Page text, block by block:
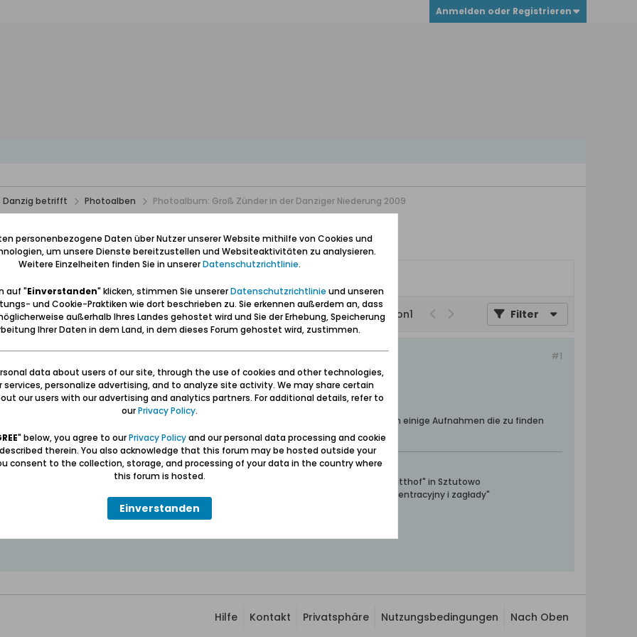
Anmelden oder Registrieren
Danzig betrifft Photoalben Photoalbum: Groß Zünder in der Danziger Niederung 2009
Niederung 2009
Seite von1 Filter
#1
in der Danziger Niederung 2009
Abstecher an der ehemaligen evangelischen Kirche in Groß Zünder. Dort machte ich einige Aufnahmen die zu finden
Niederung 2009
Geborgen sein und eine Heimat haben (Carl Lange)
Führer und Volontär in der Gedenkstätte/Museum "Deutsches Konzentrationslager Stutthof" in Sztutowo
po muzeum "Muzeum Stutthof w Sztutowie - Niemiecki nazistowski obóz koncentracyjny i zagłady"
Hilfe Kontakt Privatsphäre Nutzungsbedingungen Nach Oben
personenbezogene Daten über Nutzer unserer Website mithilfe von Cookies und
um unsere Dienste bereitzustellen und Websiteaktivitäten zu analysieren.
Weitere Einzelheiten finden Sie in unsererDatenschutzrichtlinie.
auf "Einverstanden" klicken, stimmen Sie unsererDatenschutzrichtlinie und unseren
und Cookie-Praktiken wie dort beschrieben zu. Sie erkennen außerdem an, dass
außerhalb Ihres Landes gehostet wird und Sie der Erhebung, Speicherung
Ihrer Daten in dem Land, in dem dieses Forum gehostet wird, zustimmen.
data about users of our site, through the use of cookies and other technologies,
services, personalize advertising, and to analyze site activity. We may share certain
our users with our advertising and analytics partners. For additional details, refer to
ourPrivacy Policy.
" below, you agree to ourPrivacy Policyand our personal data processing and cookie
therein. You also acknowledge that this forum may be hosted outside your
consent to the collection, storage, and processing of your data in the country where
this forum is hosted.
Einverstanden